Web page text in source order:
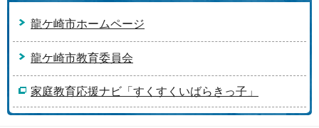
龍ケ崎市ホームページ
龍ケ崎市教育委員会
家庭教育応援ナビ「すくすくいばらきっ子」